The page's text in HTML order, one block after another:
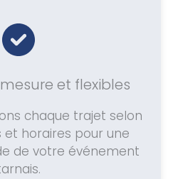
et flexibles
chaque trajet selon
horaires pour une
de votre événement